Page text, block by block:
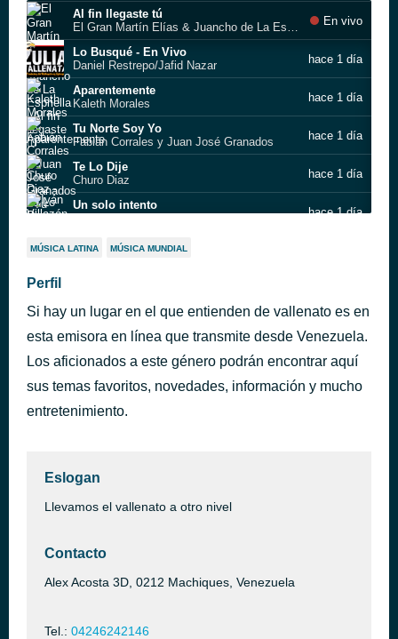
Al fin llegaste tú
El Gran Martín Elías & Juancho de La Espriella
En vivo
Lo Busqué - En Vivo
Daniel Restrepo/Jafid Nazar
hace 1 día
Aparentemente
Kaleth Morales
hace 1 día
Tu Norte Soy Yo
Fabián Corrales y Juan José Granados
hace 1 día
Te Lo Dije
Churo Diaz
hace 1 día
Un solo intento
hace 1 día
El dolor de cabeza
Tu loco
El Gran Martín Elías & Juancho de La Espriella
Te Lo Dije
hace 1 día
MÚSICA LATINA MÚSICA MUNDIAL
Perfil
Si hay un lugar en el que entienden de vallenato es en
esta emisora en línea que transmite desde Venezuela.
Los aficionados a este género podrán encontrar aquí
sus temas favoritos, novedades, información y mucho
entretenimiento.
Eslogan
Llevamos el vallenato a otro nivel
Contacto
Alex Acosta 3D, 0212 Machiques, Venezuela
Tel.: 04246242146